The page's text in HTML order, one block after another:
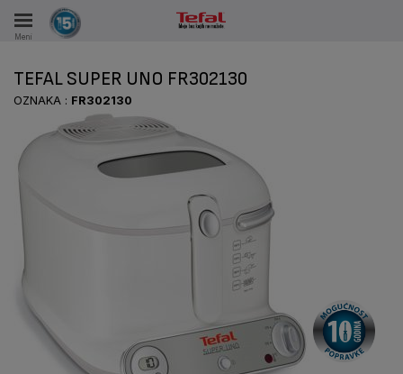
Meni
U PERIODU OD 15 GODINA
TEFAL SUPER UNO FR302130
OZNAKA : FR302130